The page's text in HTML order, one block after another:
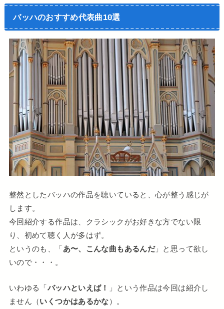
バッハのおすすめ代表曲10選
整然としたバッハの作品を聴いていると、心が整う感じが
します。
今回紹介する作品は、クラシックがお好きな方でない限
り、初めて聴く人が多はず。
というのも、「あ〜、こんな曲もあるんだ」と思って欲し
いので・・・。
いわゆる「バッハといえば！ 」という作品は今回は紹介し
ません（いくつかはあるかな）。